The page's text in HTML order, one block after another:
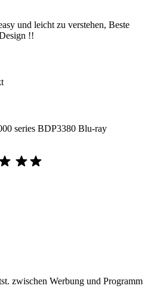
und leicht zu verstehen, Beste
!!
series BDP3380 Blu-ray
zwischen Werbung und Programm